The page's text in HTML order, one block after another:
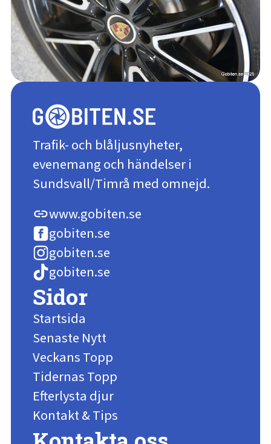
Trafik- och blåljusnyheter,
evenemang och händelser i
Sundsvall/Timrå med omnejd.
linkwww.gobiten.se
gobiten.se
gobiten.se
gobiten.se
Sidor
Startsida
Senaste Nytt
Veckans Topp
Tidernas Topp
Efterlysta djur
Kontakt & Tips